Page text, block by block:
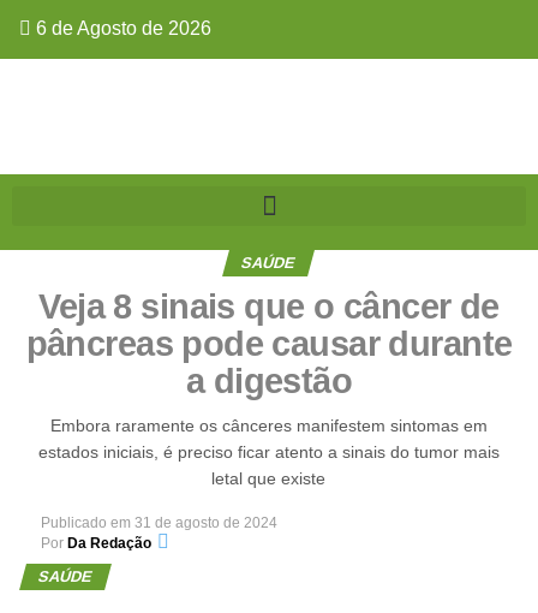
6 de Agosto de 2026
SAÚDE
Veja 8 sinais que o câncer de
pâncreas pode causar durante
a digestão
Embora raramente os cânceres manifestem sintomas em
estados iniciais, é preciso ficar atento a sinais do tumor mais
letal que existe
Publicado em 31 de agosto de 2024
Por Da Redação
SAÚDE